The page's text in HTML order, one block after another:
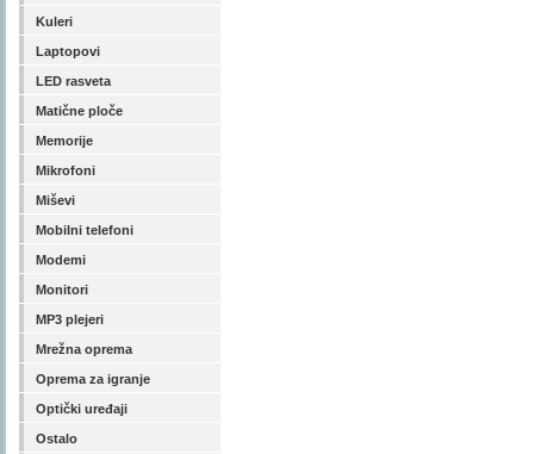
Kuleri
Laptopovi
LED rasveta
Matične ploče
Memorije
Mikrofoni
Miševi
Mobilni telefoni
Modemi
Monitori
MP3 plejeri
Mrežna oprema
Oprema za igranje
Optički uređaji
Ostalo